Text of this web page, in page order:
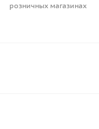
розничных магазинах